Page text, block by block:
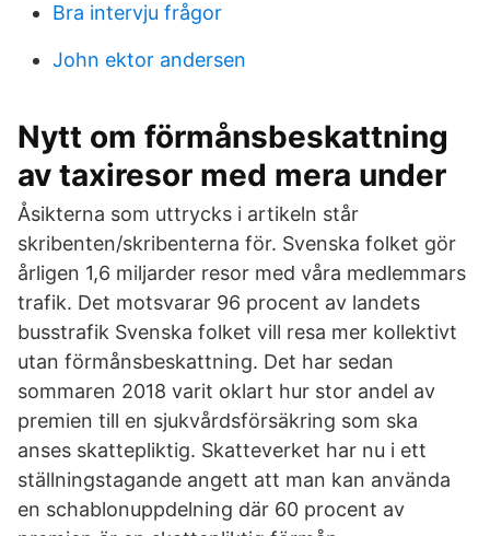
Bra intervju frågor
John ektor andersen
Nytt om förmånsbeskattning
av taxiresor med mera under
Åsikterna som uttrycks i artikeln står
skribenten/skribenterna för. Svenska folket gör
årligen 1,6 miljarder resor med våra medlemmars
trafik. Det motsvarar 96 procent av landets
busstrafik Svenska folket vill resa mer kollektivt
utan förmånsbeskattning. Det har sedan
sommaren 2018 varit oklart hur stor andel av
premien till en sjukvårdsförsäkring som ska
anses skattepliktig. Skatteverket har nu i ett
ställningstagande angett att man kan använda
en schablonuppdelning där 60 procent av